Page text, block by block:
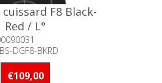
F8 Black-
Red / L°
DGF8-BKRD
Niet voorradig
€109,00